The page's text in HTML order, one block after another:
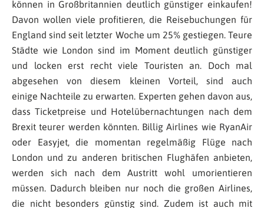
können in Großbritannien deutlich günstiger einkaufen!
Davon wollen viele profitieren, die Reisebuchungen für
England sind seit letzter Woche um 25% gestiegen. Teure
Städte wie London sind im Moment deutlich günstiger
und locken erst recht viele Touristen an. Doch mal
abgesehen von diesem kleinen Vorteil, sind auch
einige Nachteile zu erwarten. Experten gehen davon aus,
dass Ticketpreise und Hotelübernachtungen nach dem
Brexit teurer werden könnten. Billig Airlines wie RyanAir
oder Easyjet, die momentan regelmäßig Flüge nach
London und zu anderen britischen Flughäfen anbieten,
werden sich nach dem Austritt wohl umorientieren
müssen. Dadurch bleiben nur noch die großen Airlines,
die nicht besonders günstig sind. Zudem ist auch mit